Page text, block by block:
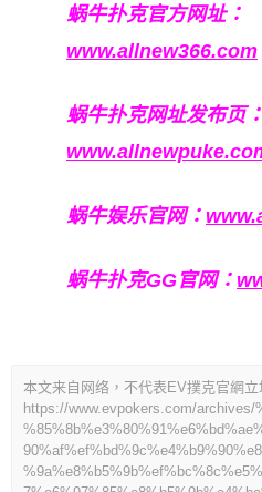
蜗牛扑克官方网址：
www.allnew366.com
蜗牛扑克网址发布页：
蜗牛娱乐官网：
蜗牛扑克GG官网：
本文来自网络，不代表EV撲克官網立
https://www.evpokers.com/